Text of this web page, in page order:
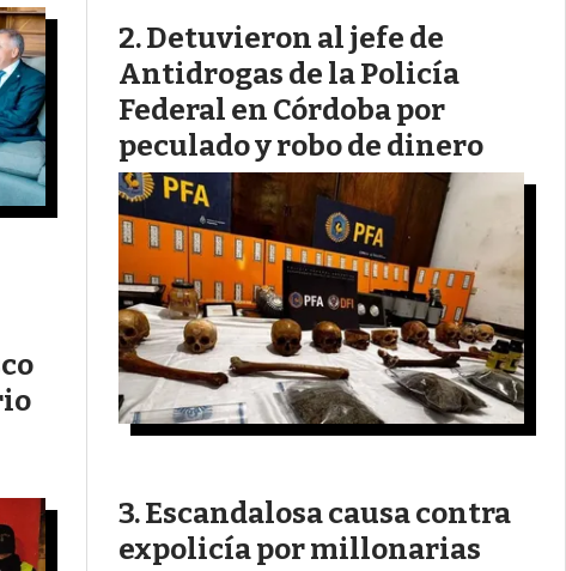
Detuvieron al jefe de
Antidrogas de la Policía
Federal en Córdoba por
peculado y robo de dinero
Escandalosa causa contra
expolicía por millonarias